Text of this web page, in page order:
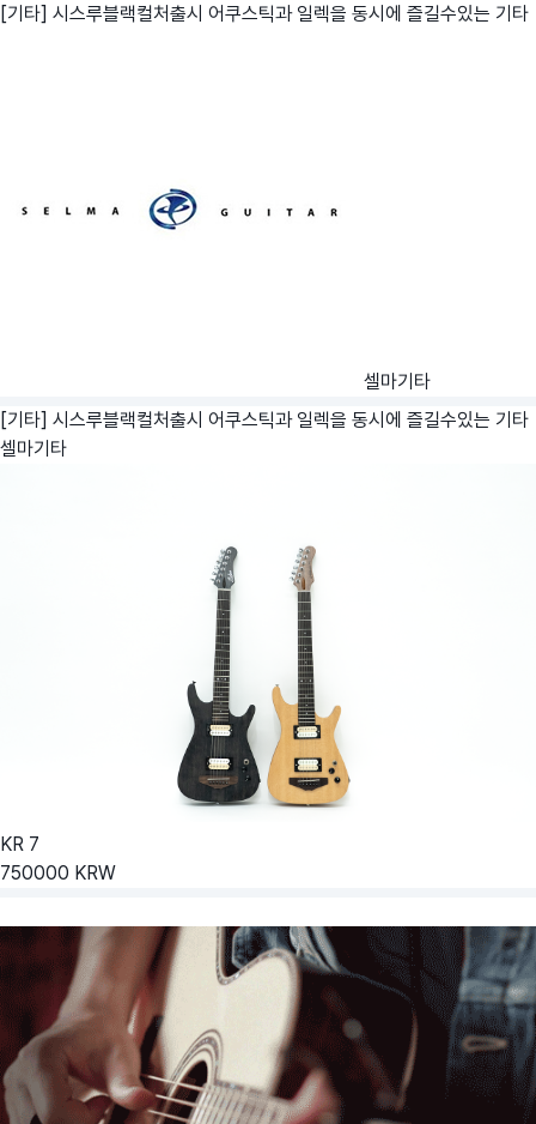
[기타] 시스루블랙컬처출시 어쿠스틱과 일렉을 동시에 즐길수있는 기타
셀마기타
[기타] 시스루블랙컬처출시 어쿠스틱과 일렉을 동시에 즐길수있는 기타
셀마기타
KR 7
750000 KRW